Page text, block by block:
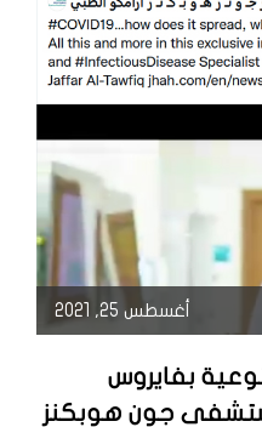
أغسطس 25, 2021
بفايروس
جون هوبكنز